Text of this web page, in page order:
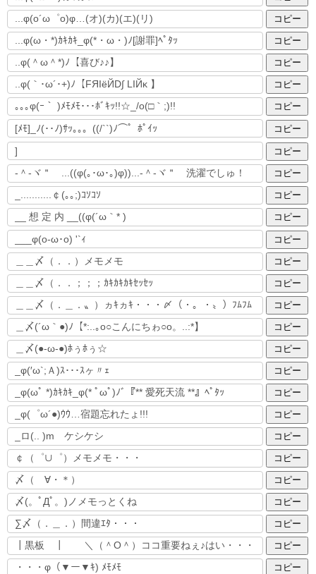
コピー
コピー
コピー
コピー
コピー
コピー
コピー
コピー
コピー
コピー
コピー
コピー
コピー
コピー
コピー
コピー
コピー
コピー
コピー
コピー
コピー
コピー
コピー
コピー
コピー
コピー